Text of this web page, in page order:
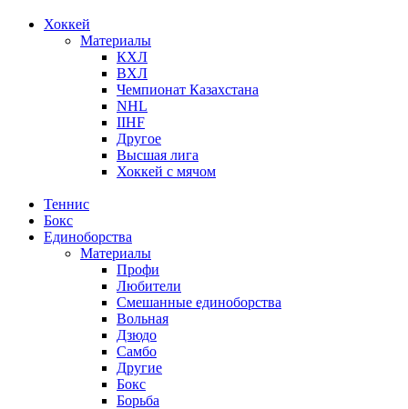
Хоккей
Материалы
КХЛ
ВХЛ
Чемпионат Казахстана
NHL
IIHF
Другое
Высшая лига
Хоккей с мячом
Теннис
Бокс
Единоборства
Материалы
Профи
Любители
Смешанные единоборства
Вольная
Дзюдо
Самбо
Другие
Бокс
Борьба